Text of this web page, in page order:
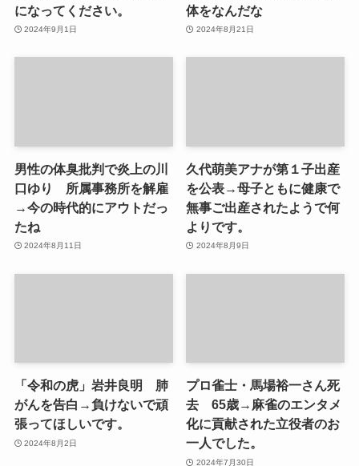
になってください。
2024年9月1日
体をなんだな
2024年8月21日
男性の体臭批判で炎上の川
口ゆり 所属事務所を解雇
→今の時代的にアウトだっ
たね
2024年8月11日
久代萌美アナが第１子出産
を公表→母子ともに健康で
無事ご出産されたようで何
よりです。
2024年8月9日
「令和の虎」岩井良明 肺
がんを告白→負けないで頑
張ってほしいです。
2024年8月2日
プロ雀士・馬場裕一さん死
去 65歳→麻雀のエンタメ
化に貢献された立役者のお
一人でした。
2024年7月30日